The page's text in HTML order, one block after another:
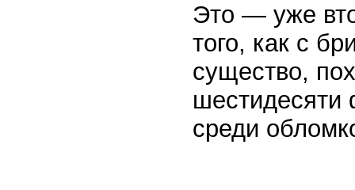
Это — уже
того, как с
существо,
шестидесяти
среди